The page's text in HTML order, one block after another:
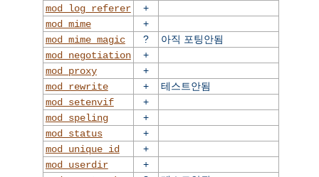
mod_log_referer
+
mod_mime
+
mod_mime_magic
?
아직 포팅안됨
mod_negotiation
+
mod_proxy
+
mod_rewrite
+
테스트안됨
mod_setenvif
+
mod_speling
+
mod_status
+
mod_unique_id
+
mod_userdir
+